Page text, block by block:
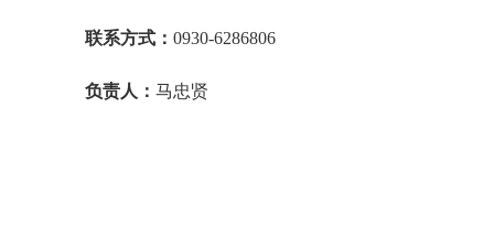
联系方式： 0930-6286806
负责人： 马忠贤